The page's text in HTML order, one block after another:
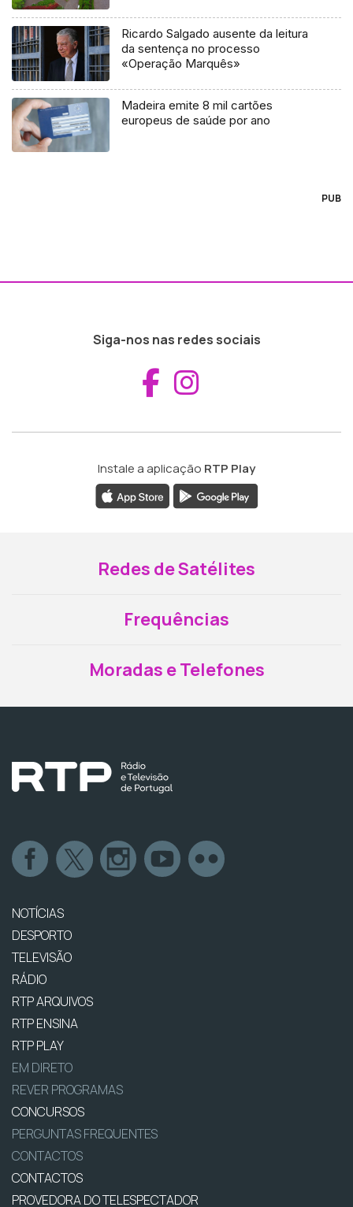
Ricardo Salgado ausente da leitura
da sentença no processo
«Operação Marquês»
Madeira emite 8 mil cartões
europeus de saúde por ano
PUB
Siga-nos nas redes sociais
Aceder ao
Instale a aplicação RTP Play
Redes de Satélites
Frequências
Moradas e Telefones
NOTÍCIAS
DESPORTO
TELEVISÃO
RÁDIO
RTP ARQUIVOS
RTP ENSINA
RTP PLAY
EM DIRETO
REVER PROGRAMAS
CONCURSOS
PERGUNTAS FREQUENTES
CONTACTOS
CONTACTOS
PROVEDORA DO TELESPECTADOR